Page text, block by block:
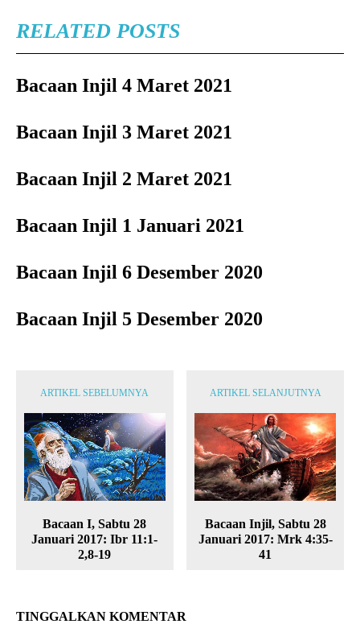
RELATED POSTS
Bacaan Injil 4 Maret 2021
Bacaan Injil 3 Maret 2021
Bacaan Injil 2 Maret 2021
Bacaan Injil 1 Januari 2021
Bacaan Injil 6 Desember 2020
Bacaan Injil 5 Desember 2020
ARTIKEL SEBELUMNYA
Bacaan I, Sabtu 28
Januari 2017: Ibr 11:1-
2,8-19
ARTIKEL SELANJUTNYA
Bacaan Injil, Sabtu 28
Januari 2017: Mrk 4:35-
41
TINGGALKAN KOMENTAR